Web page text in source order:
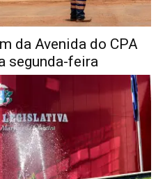
da Avenida do CPA
segunda-feira